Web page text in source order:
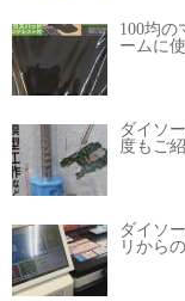
100均
ームに
ダイソ
度もご
ダイソ
リから